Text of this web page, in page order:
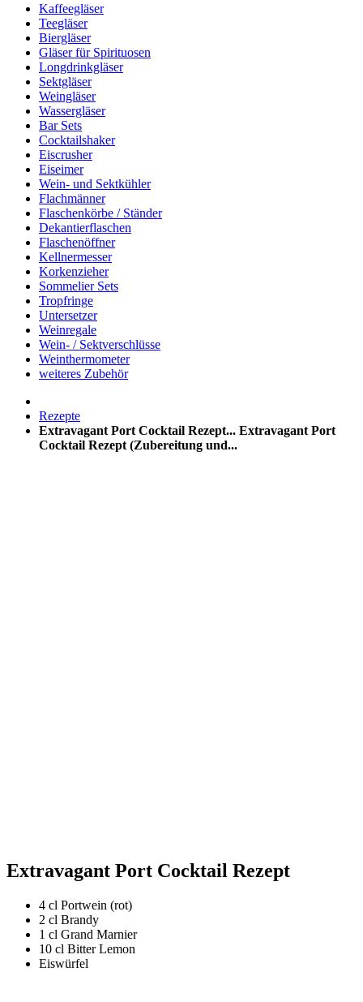
Kaffeegläser
Teegläser
Biergläser
Gläser für Spirituosen
Longdrinkgläser
Sektgläser
Weingläser
Wassergläser
Bar Sets
Cocktailshaker
Eiscrusher
Eiseimer
Wein- und Sektkühler
Flachmänner
Flaschenkörbe / Ständer
Dekantierflaschen
Flaschenöffner
Kellnermesser
Korkenzieher
Sommelier Sets
Tropfringe
Untersetzer
Weinregale
Wein- / Sektverschlüsse
Weinthermometer
weiteres Zubehör
Rezepte
Extravagant Port Cocktail Rezept... Extravagant Port
Cocktail Rezept (Zubereitung und...
Extravagant Port Cocktail Rezept
4 cl Portwein (rot)
2 cl Brandy
1 cl Grand Marnier
10 cl Bitter Lemon
Eiswürfel